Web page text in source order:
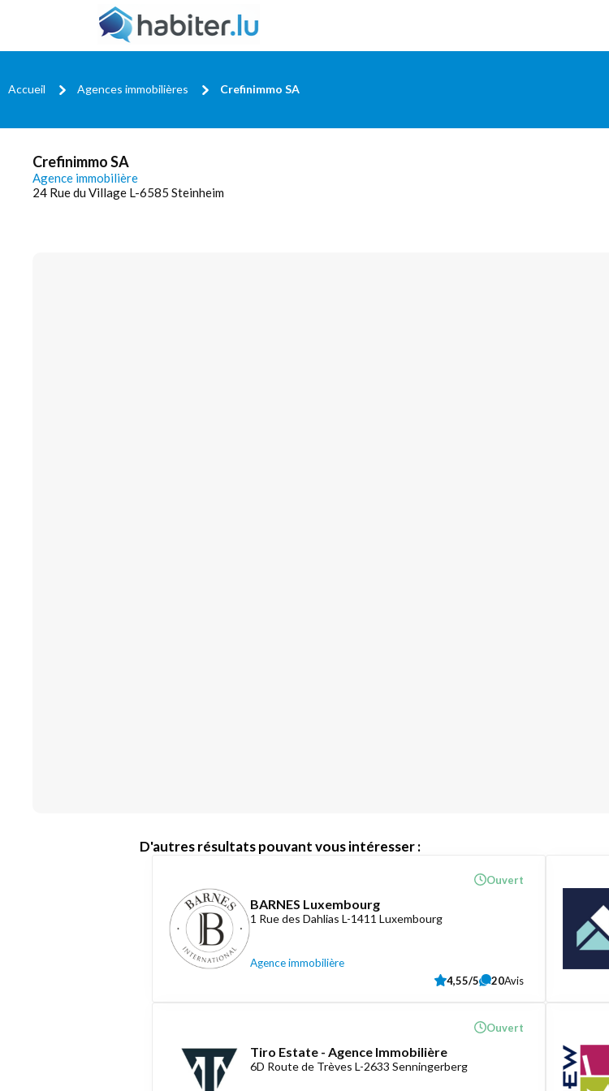
Accueil Agences immobilières Crefinimmo SA
Crefinimmo SA
Agence immobilière
24 Rue du Village L-6585 Steinheim
D'autres résultats pouvant vous intéresser :
BARNES Luxembourg
1 Rue des Dahlias L-1411 Luxembourg
Agence immobilière
Ouvert
4,55/5 20Avis
Tiro Estate - Agence Immobilière
6D Route de Trèves L-2633 Senningerberg
Ouvert